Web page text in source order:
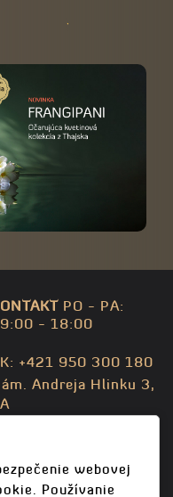
PO - PA:
- 18:00
+421 950 300 180
Andreja Hlinku 3,
webovej
Používanie